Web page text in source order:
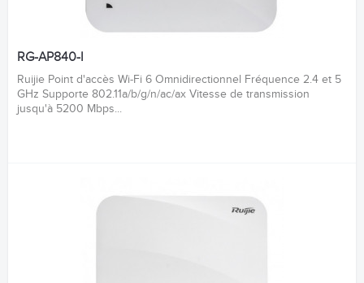
RG-AP840-I
Ruijie Point d'accès Wi-Fi 6 Omnidirectionnel Fréquence 2.4 et 5
GHz Supporte 802.11a/b/g/n/ac/ax Vitesse de transmission
jusqu'à 5200 Mbps...